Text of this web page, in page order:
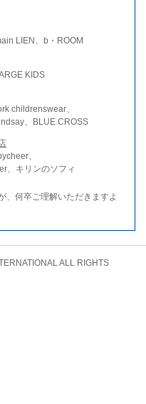
LIEN、b・ROOM
KIDS
childrenswear、
、BLUE CROSS
、
、キリンのソフィ
、何卒ご理解いただきますよ